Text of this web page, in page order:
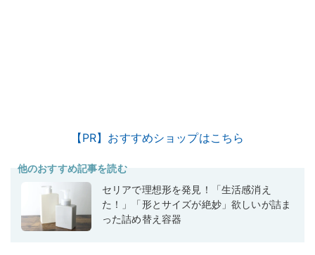
【PR】おすすめショップはこちら
他のおすすめ記事を読む
セリアで理想形を発見！「生活感消え
た！」「形とサイズが絶妙」欲しいが詰ま
った詰め替え容器